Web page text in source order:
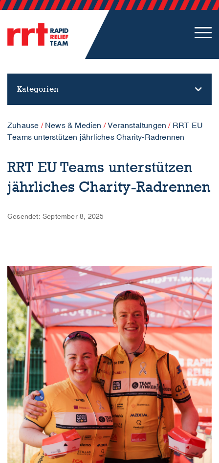
Kategorien
Zuhause / News & Medien /Veranstaltungen / RRT EU
Teams unterstützen jährliches Charity-Radrennen
RRT EU Teams unterstützen
jährliches Charity-Radrennen
Gesendet: September 8, 2025